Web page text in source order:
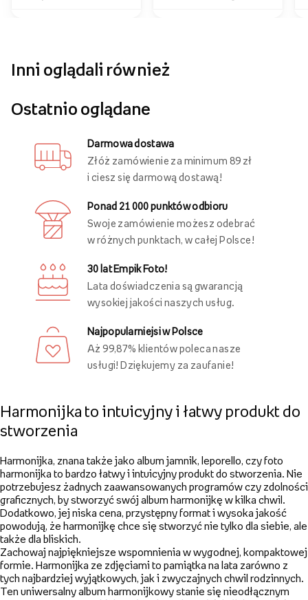
Inni oglądali również
Ostatnio oglądane
Darmowa dostawa
Złóż zamówienie za minimum 89 zł
i ciesz się darmową dostawą!
Ponad 21 000 punktów odbioru
Swoje zamówienie możesz odebrać
w różnych punktach, w całej Polsce!
30 lat Empik Foto!
Lata doświadczenia są gwarancją
wysokiej jakości naszych usług.
Najpopularniejsi w Polsce
Aż 99,87% klientów poleca nasze
usługi! Dziękujemy za zaufanie!
Harmonijka to intuicyjny i łatwy produkt do
stworzenia
Harmonijka, znana także jako album jamnik, leporello, czy foto
harmonijka to bardzo łatwy i intuicyjny produkt do stworzenia. Nie
potrzebujesz żadnych zaawansowanych programów czy zdolności
graficznych, by stworzyć swój album harmonijkę w kilka chwil.
Dodatkowo, jej niska cena, przystępny format i wysoka jakość
powodują, że harmonijkę chce się stworzyć nie tylko dla siebie, ale
także dla bliskich.
Zachowaj najpiękniejsze wspomnienia w wygodnej, kompaktowej
formie. Harmonijka ze zdjęciami to pamiątka na lata zarówno z
tych najbardziej wyjątkowych, jak i zwyczajnych chwil rodzinnych.
Ten uniwersalny album harmonijkowy stanie się nieodłącznym